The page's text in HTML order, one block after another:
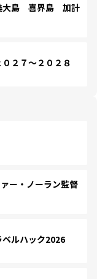
大島 喜界島 加計
２７～２０２８
ー・ノーラン監督
ルハック2026